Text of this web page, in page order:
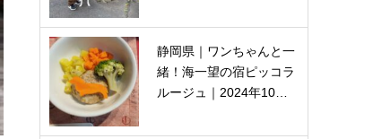
静岡県｜ワンちゃんと一
緒！海一望の宿ピッコラ
ルージュ｜2024年10…